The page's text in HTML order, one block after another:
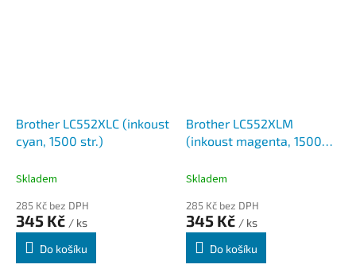
Brother LC552XLC (inkoust
cyan, 1500 str.)
Skladem
285 Kč bez DPH
345 Kč / ks
Do košíku
Brother LC552XLM
(inkoust magenta, 1500
Skladem
285 Kč bez DPH
345 Kč / ks
Do košíku